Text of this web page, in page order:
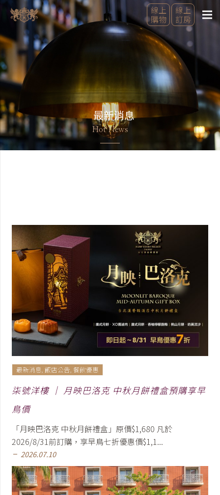
線上
購物
線上
訂房
最新消息
Hot News
最新消息 飯店公告 餐飲優惠
柒號洋樓 │ 月映巴洛克 中秋月餅禮盒預購享早
鳥價
「月映巴洛克 中秋月餅禮盒」原價$1,680 凡於
2026/8/31前訂購，享早鳥七折優惠價$1,1...
remove 2026.07.10